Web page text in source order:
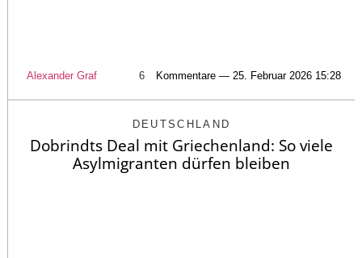
Alexander Graf 6 Kommentare — 25. Februar 2026 15:28
DEUTSCHLAND
Dobrindts Deal mit Griechenland: So viele
Asylmigranten dürfen bleiben